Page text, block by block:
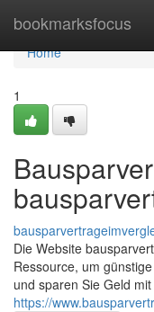
bookmarksfocus
Home
Home
1
Die Website
Ressource, um
und sparen Sie Geld
https://